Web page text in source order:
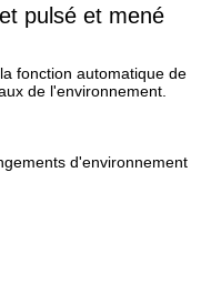
pulsé et mené
fonction automatique de
de l'environnement.
d'environnement